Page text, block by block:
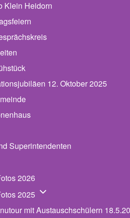
Klein Heidorn
12. Oktober 2025
Superintendenten
von Berichte
2026
2025 Unternavigation von
mit Austauschschülern